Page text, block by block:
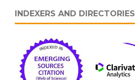
INDEXERS AND DIRECTORIES